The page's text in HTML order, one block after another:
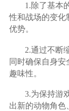
1.除了基本
性和战场的变化
优势。
2.通过不断
同时确保自身
趣味性。
3.为保持游
出新的动物角色